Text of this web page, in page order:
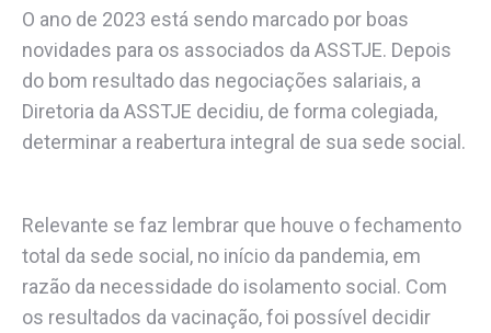
O ano de 2023 está sendo marcado por boas
novidades para os associados da ASSTJE. Depois
do bom resultado das negociações salariais, a
Diretoria da ASSTJE decidiu, de forma colegiada,
determinar a reabertura integral de sua sede social.
Relevante se faz lembrar que houve o fechamento
total da sede social, no início da pandemia, em
razão da necessidade do isolamento social. Com
os resultados da vacinação, foi possível decidir